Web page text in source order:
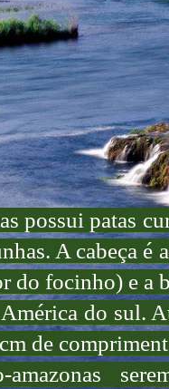
possui patas
A cabeça é
do focinho) e a
do sul.
de
amazonas